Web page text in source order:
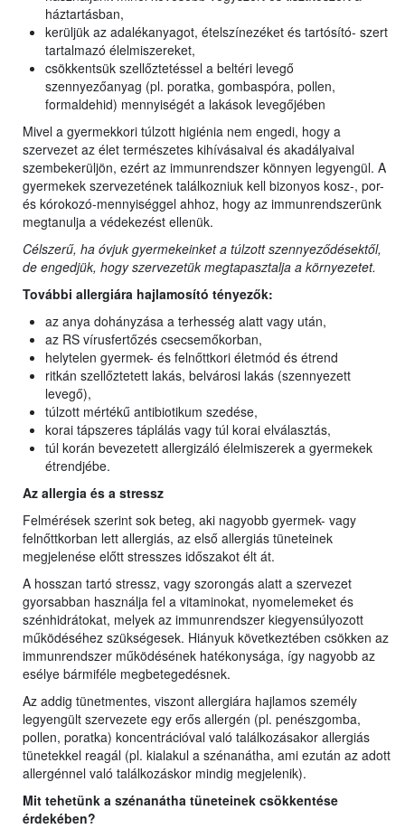
háztartásban,
kerüljük az adalékanyagot, ételszínezéket és tartósító- szert
tartalmazó élelmiszereket,
csökkentsük szellőztetéssel a beltéri levegő
szennyezőanyag (pl. poratka, gombaspóra, pollen,
formaldehid) mennyiségét a lakások levegőjében
Mivel a gyermekkori túlzott higiénia nem engedi, hogy a
szervezet az élet természetes kihívásaival és akadályaival
szembekerüljön, ezért az immunrendszer könnyen legyengül. A
gyermekek szervezetének találkozniuk kell bizonyos kosz-, por-
és kórokozó-mennyiséggel ahhoz, hogy az immunrendszerünk
megtanulja a védekezést ellenük.
Célszerű, ha óvjuk gyermekeinket a túlzott szennyeződésektől,
de engedjük, hogy szervezetük megtapasztalja a környezetet.
További allergiára hajlamosító tényezők:
az anya dohányzása a terhesség alatt vagy után,
az RS vírusfertőzés csecsemőkorban,
helytelen gyermek- és felnőttkori életmód és étrend
ritkán szellőztetett lakás, belvárosi lakás (szennyezett
levegő),
túlzott mértékű antibiotikum szedése,
korai tápszeres táplálás vagy túl korai elválasztás,
túl korán bevezetett allergizáló élelmiszerek a gyermekek
étrendjébe.
Az allergia és a stressz
Felmérések szerint sok beteg, aki nagyobb gyermek- vagy
felnőttkorban lett allergiás, az első allergiás tüneteinek
megjelenése előtt stresszes időszakot élt át.
A hosszan tartó stressz, vagy szorongás alatt a szervezet
gyorsabban használja fel a vitaminokat, nyomelemeket és
szénhidrátokat, melyek az immunrendszer kiegyensúlyozott
működéséhez szükségesek. Hiányuk következtében csökken az
immunrendszer működésének hatékonysága, így nagyobb az
esélye bármiféle megbetegedésnek.
Az addig tünetmentes, viszont allergiára hajlamos személy
legyengült szervezete egy erős allergén (pl. penészgomba,
pollen, poratka) koncentrációval való találkozásakor allergiás
tünetekkel reagál (pl. kialakul a szénanátha, ami ezután az adott
allergénnel való találkozáskor mindig megjelenik).
Mit tehetünk a szénanátha tüneteinek csökkentése
érdekében?